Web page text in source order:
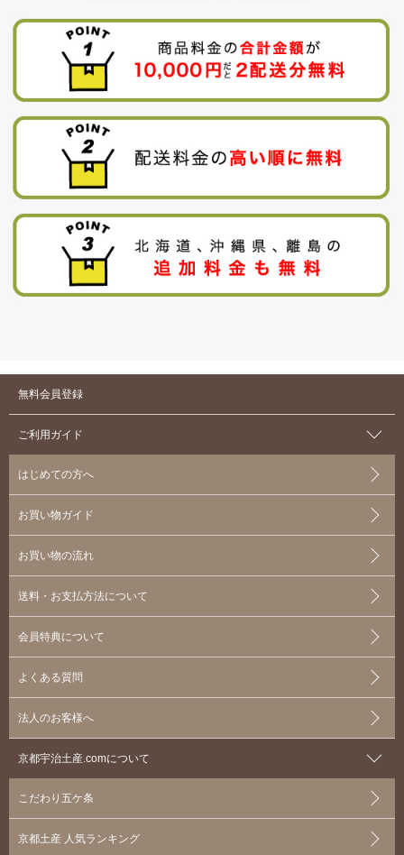
無料会員登録
ご利用ガイド
はじめての方へ
お買い物ガイド
お買い物の流れ
送料・お支払方法について
会員特典について
よくある質問
法人のお客様へ
京都宇治土産.comについて
こだわり五ケ条
京都土産 人気ランキング